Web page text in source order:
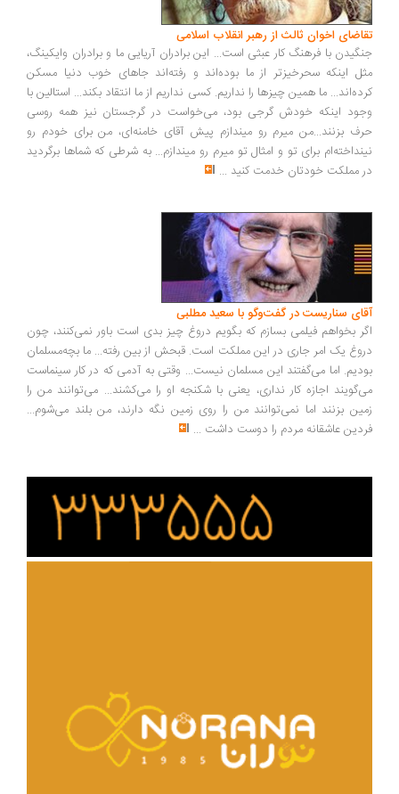
اخوان ثالث از رهبر انقلاب اسلامی
با فرهنگ کار عبثی است... این برادران آریایی ما و برادران وایکینگ،
اینکه سحرخیزتر از ما بوده‌اند و رفته‌اند جاهای خوب دنیا مسکن
ما همین چیزها را نداریم. کسی نداریم از ما انتقاد بکند... استالین با
اینکه خودش گرجی بود، می‌خواست در گرجستان نیز همه روسی
بزنند...من میرم رو میندازم پیش آقای خامنه‌ای، من برای خودم رو
برای تو و امثال تو میرم رو میندازم... به شرطی که شماها برگردید
مملکت خودتان خدمت کنید...
سناریست در گفت‌وگو با سعید مطلبی
بخواهم فیلمی بسازم که بگویم دروغ چیز بدی است باور نمی‌کنند، چون
یک امر جاری در این مملکت است. قبحش از بین رفته... ما بچه‌مسلمان
اما می‌گفتند این مسلمان نیست... وقتی به آدمی که در کار سینماست
اجازه کار نداری، یعنی با شکنجه او را می‌کشند... می‌توانند من را
بزنند اما نمی‌توانند من را روی زمین نگه دارند، من بلند می‌شوم...
عاشقانه مردم را دوست داشت ...